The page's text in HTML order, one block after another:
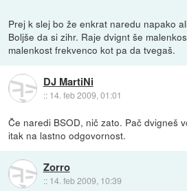
Prej k slej bo že enkrat naredu napako
Boljše da si zihr. Raje dvignt še
malenkost frekvenco kot pa da tvegaš.
DJ MartiNi
:: 14. feb 2009, 01:01
Če naredi BSOD, nič zato. Pač dvigneš
itak na lastno odgovornost.
Zorro
:: 14. feb 2009, 10:39